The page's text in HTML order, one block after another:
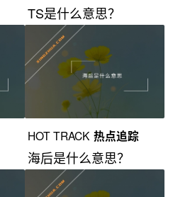
TS是什么意思？
HOT TRACK 热点追踪
海后是什么意思？